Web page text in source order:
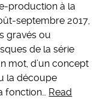
production à la
septembre 2017,
gravés ou
de la série
mot, d’un concept
la découpe
fonction… Read